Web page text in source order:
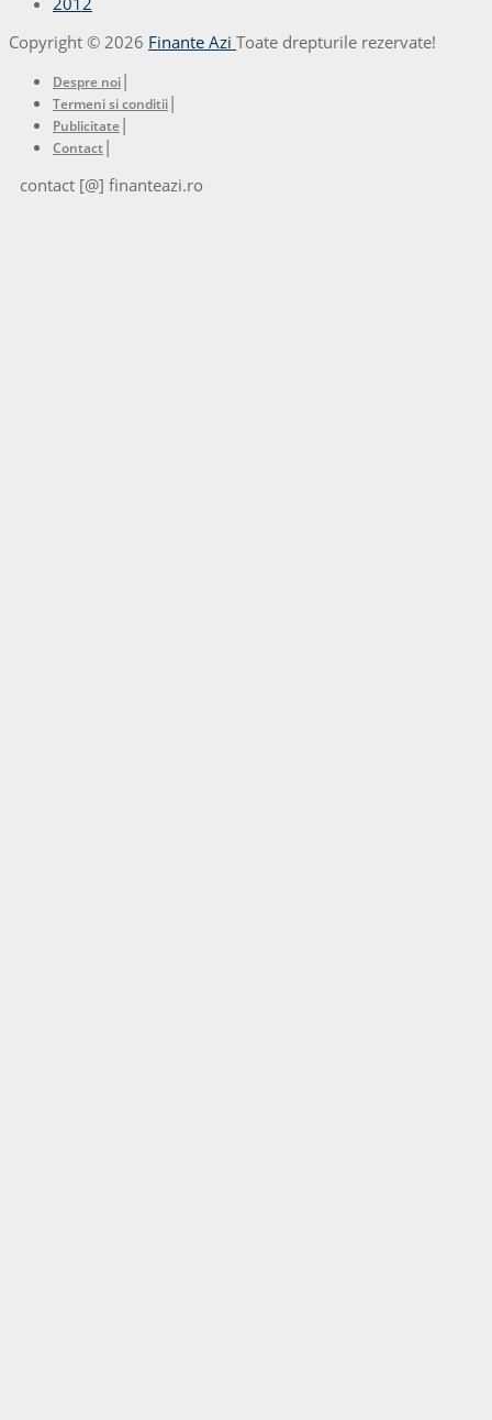
Copyright © 2026 Finante Azi Toate drepturile rezervate!
Despre noi|
Termeni si conditii|
Publicitate|
Contact|
contact [@] finanteazi.ro